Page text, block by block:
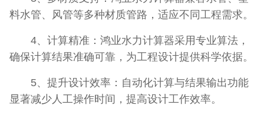
料水管、风管等多种材质管路，适应不同工程需求。
4、计算精准：鸿业水力计算器采用专业算法，
确保计算结果准确可靠，为工程设计提供科学依据。
5、提升设计效率：自动化计算与结果输出功能
显著减少人工操作时间，提高设计工作效率。